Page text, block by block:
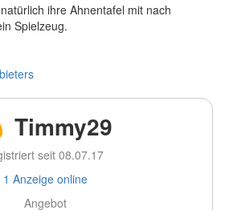
ihre Ahnentafel mit nach
Spielzeug.
Timmy29
seit 08.07.17
1 Anzeige online
Angebot